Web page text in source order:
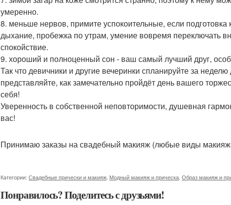
умеренно.
8. меньше нервов, примите успокоительные, если
дыхание, пробежка по утрам, умение вовремя переключать
спокойствие.
9. хороший и полноценный сон - ваш самый лучший друг,
Так что девичники и другие вечеринки спланируйте за
представляйте, как замечательно пройдёт день вашего
себя!
Уверенность в собственной неповторимости, душевная
вас!
Принимаю заказы на свадебный макияж (любые виды
Категории: Свадебные прически и макияж Модный макияж и прическа Образ макияж и
Понравилось? Поделитесь с друзьями!